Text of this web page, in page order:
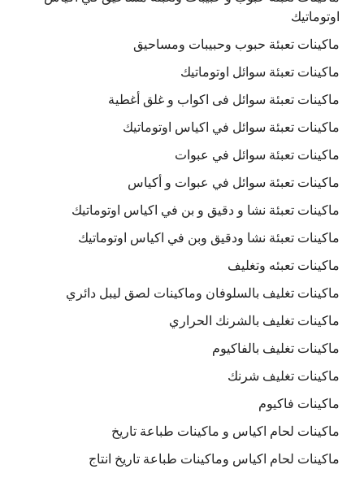
اوتوماتيك
ماكينات تعبئة حبوب وحبيبات ومساحيق
ماكينات تعبئة سوائل اوتوماتيك
ماكينات تعبئة سوائل فى اكواب و غلق أغطية
ماكينات تعبئة سوائل في اكياس اوتوماتيك
ماكينات تعبئة سوائل في عبوات
ماكينات تعبئة سوائل في عبوات و أكياس
ماكينات تعبئة نشا و دقيق و بن في اكياس اوتوماتيك
ماكينات تعبئة نشا ودقيق وبن في اكياس اوتوماتيك
ماكينات تعبئه وتغليف
ماكينات تغليف بالسلوفان وماكينات لصق ليبل دائري
ماكينات تغليف بالشرنك الحراري
ماكينات تغليف بالفاكيوم
ماكينات تغليف شرنك
ماكينات فاكيوم
ماكينات لحام اكياس و ماكينات طباعة تاريخ
ماكينات لحام اكياس وماكينات طباعة تاريخ انتاج